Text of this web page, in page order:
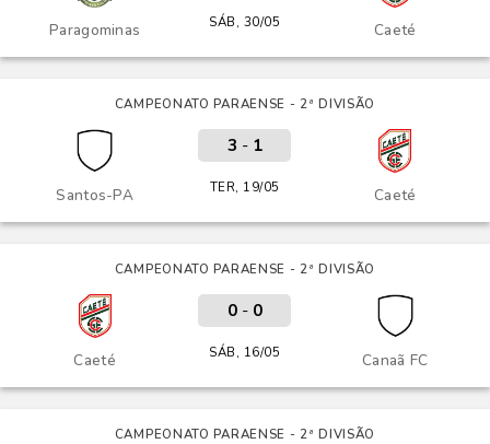
Paragominas Caeté
SÁB, 30/05
CAMPEONATO PARAENSE - 2ª DIVISÃO
Santos-PA Caeté
3 - 1
TER, 19/05
CAMPEONATO PARAENSE - 2ª DIVISÃO
Caeté Canaã FC
0- 0
SÁB, 16/05
CAMPEONATO PARAENSE - 2ª DIVISÃO